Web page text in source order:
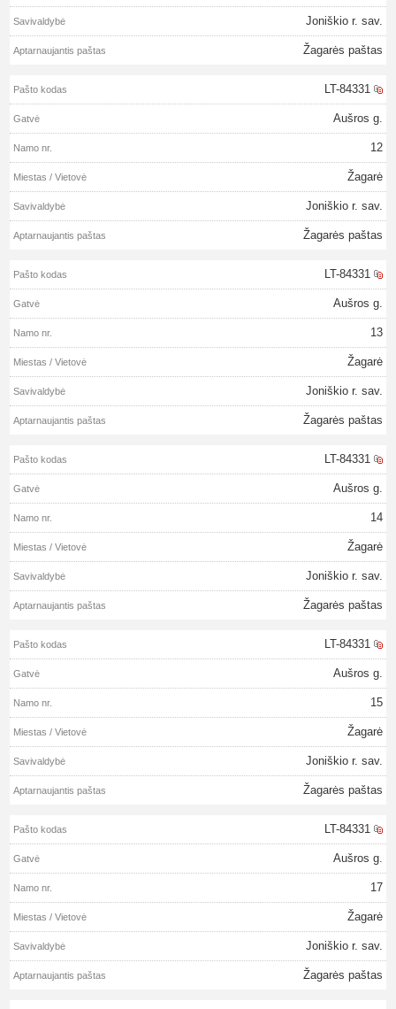
Joniškio r. sav.
Žagarės paštas
LT-84331
Aušros g.
12
Žagarė
Joniškio r. sav.
Žagarės paštas
LT-84331
Aušros g.
13
Žagarė
Joniškio r. sav.
Žagarės paštas
LT-84331
Aušros g.
14
Žagarė
Joniškio r. sav.
Žagarės paštas
LT-84331
Aušros g.
15
Žagarė
Joniškio r. sav.
Žagarės paštas
LT-84331
Aušros g.
17
Žagarė
Joniškio r. sav.
Žagarės paštas